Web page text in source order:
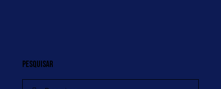
PESQUISAR